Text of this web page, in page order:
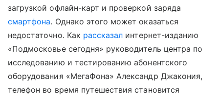
загрузкой офлайн-карт и проверкой заряда
смартфона. Однако этого может оказаться
недостаточно. Как рассказал интернет-изданию
«Подмосковье сегодня» руководитель центра по
исследованию и тестированию абонентского
оборудования «МегаФона» Александр Джакония,
телефон во время путешествия становится